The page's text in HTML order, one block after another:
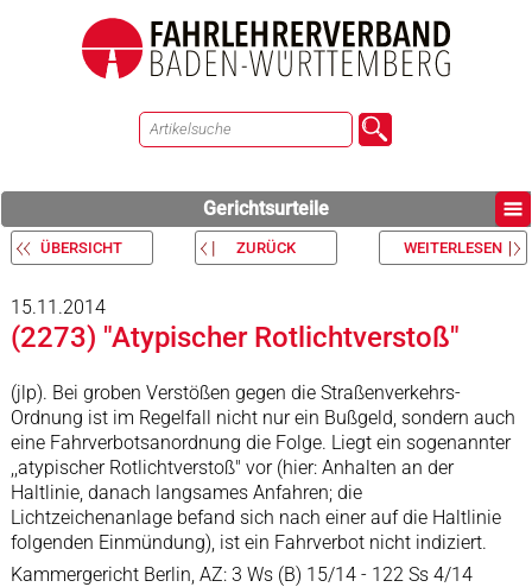
Gerichtsurteile
ÜBERSICHT ZURÜCK WEITERLESEN
15.11.2014
(2273) "Atypischer Rotlichtverstoß"
(jlp). Bei groben Verstößen gegen die Straßenverkehrs-
Ordnung ist im Regelfall nicht nur ein Bußgeld, sondern auch
eine Fahrverbotsanordnung die Folge. Liegt ein sogenannter
,,atypischer Rotlichtverstoß" vor (hier: Anhalten an der
Haltlinie, danach langsames Anfahren; die
Lichtzeichenanlage befand sich nach einer auf die Haltlinie
folgenden Einmündung), ist ein Fahrverbot nicht indiziert.
Kammergericht Berlin, AZ: 3 Ws (B) 15/14 - 122 Ss 4/14